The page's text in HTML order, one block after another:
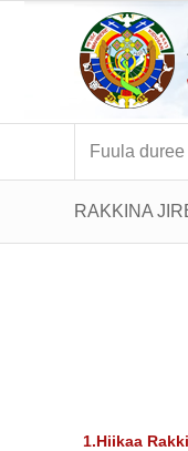
Fuula duree
RAKKINA
1.Hiikaa